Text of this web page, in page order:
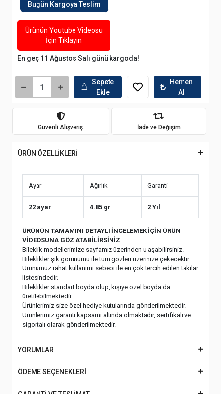
Bugün Kargoya Teslim
Ürünün Youtube Videosu
İçin Tıklayın
En geç 11 Ağustos Salı günü kargoda!
Sepete
Ekle
Hemen
Al
Güvenli Alışveriş İade ve Değişim
ÜRÜN ÖZELLİKLERİ
Ayar Ağırlık Garanti
22 ayar 4.85 gr 2 Yıl
ÜRÜNÜN TAMAMINI DETAYLI İNCELEMEK İÇİN ÜRÜN
VİDEOSUNA GÖZ ATABİLİRSİNİZ
Bileklik modellerimize sayfamız üzerinden ulaşabilirsiniz.
Bileklikler şık görünümü ile tüm gözleri üzerinize çekecektir.
Ürünümüz rahat kullanımı sebebi ile en çok tercih edilen takılar
listesindedir.
Bileklikler standart boyda olup, kişiye özel boyda da
üretilebilmektedir.
Ürünlerimiz size özel hediye kutularında gönderilmektedir.
Ürünlerimiz garanti kapsamı altında olmaktadır, sertifikalı ve
sigortalı olarak gönderilmektedir.
YORUMLAR
ÖDEME SEÇENEKLERİ